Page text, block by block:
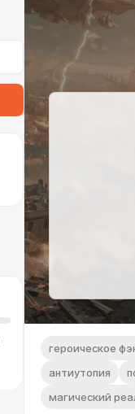
героическое
антиутопия
магический